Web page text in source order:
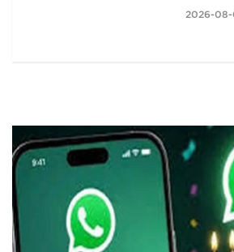
2026-08-